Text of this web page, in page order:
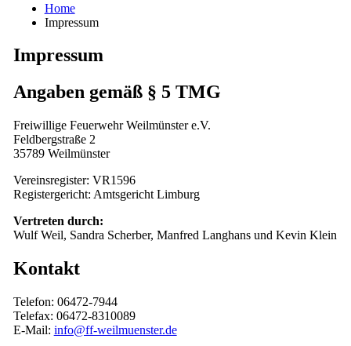
Home
Impressum
Impressum
Angaben gemäß § 5 TMG
Freiwillige Feuerwehr Weilmünster e.V.
Feldbergstraße 2
35789 Weilmünster
Vereinsregister: VR1596
Registergericht: Amtsgericht Limburg
Vertreten durch:
Wulf Weil, Sandra Scherber, Manfred Langhans und Kevin Klein
Kontakt
Telefon: 06472-7944
Telefax: 06472-8310089
E-Mail: info@ff-weilmuenster.de